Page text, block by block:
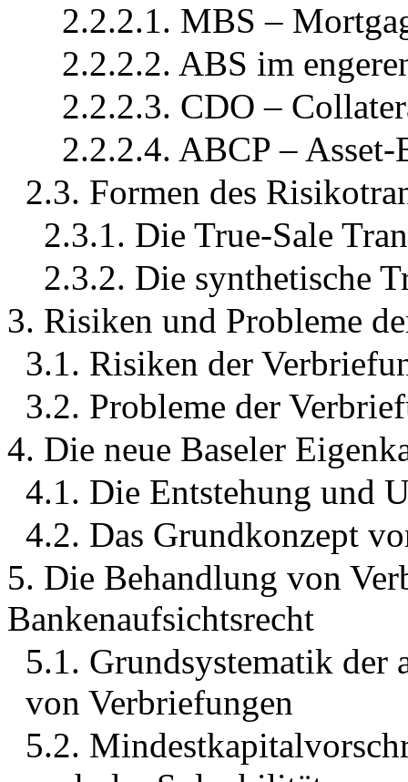
2.2.2.1. MBS –
2.2.2.2. ABS im
2.2.2.3. CDO –
2.2.2.4. ABCP – Asset-
2.3. Formen des
2.3.1. Die True-Sale
2.3.2. Die synthetische
3. Risiken und Probleme
3.1. Risiken der
3.2. Probleme der
4. Die neue Baseler
4.1. Die Entstehung und
4.2. Das Grundkonzept
5. Die Behandlung von
Bankenaufsichtsrecht
5.1. Grundsystematik der
von Verbriefungen
5.2.